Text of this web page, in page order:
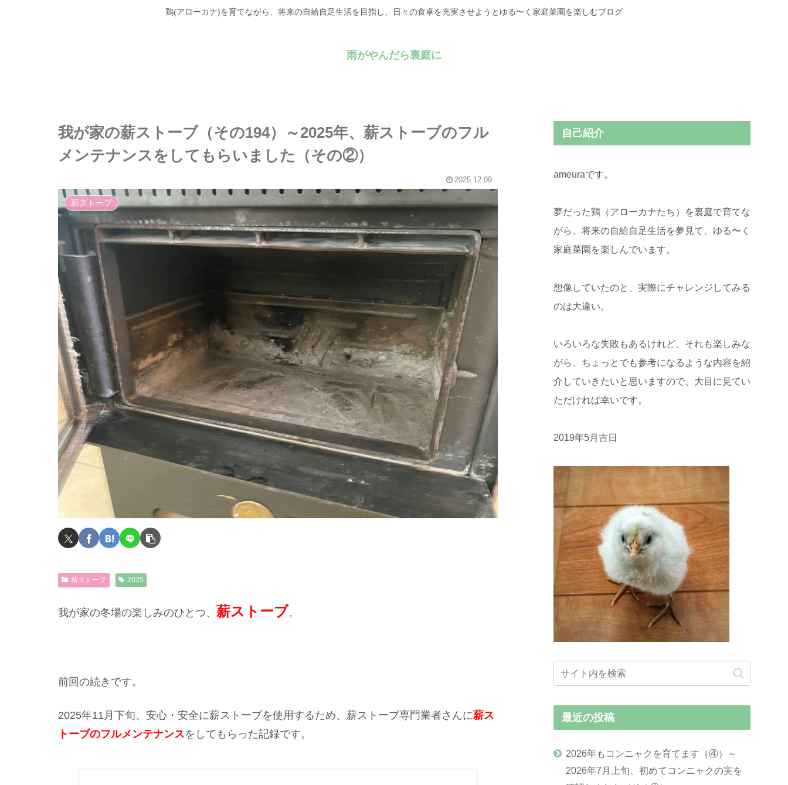
鶏(アローカナ)を育てながら、将来の自給自足生活を目指し、日々の食卓を充実させようとゆる〜く家庭菜園を楽しむブログ
雨がやんだら裏庭に
我が家の薪ストーブ（その194）～2025年、薪ストーブのフル
メンテナンスをしてもらいました（その②）
2025.12.09
薪ストーブ
薪ストーブ 2025
我が家の冬場の楽しみのひとつ、 薪ストーブ。
前回の続きです。
2025年11月下旬、安心・安全に薪ストーブを使用するため、薪ストーブ専門業者さんに薪ス
トーブのフルメンテナンスをしてもらった記録です。
自己紹介
ameuraです。
夢だった鶏（アローカナたち）を裏庭で育てな
がら、将来の自給自足生活を夢見て、ゆる〜く
家庭菜園を楽しんでいます。
想像していたのと、実際にチャレンジしてみる
のは大違い。
いろいろな失敗もあるけれど、それも楽しみな
がら、ちょっとでも参考になるような内容を紹
介していきたいと思いますので、大目に見てい
ただければ幸いです。
2019年5月吉日
最近の投稿
2026年もコンニャクを育てます（④）～
2026年7月上旬、初めてコンニャクの実を